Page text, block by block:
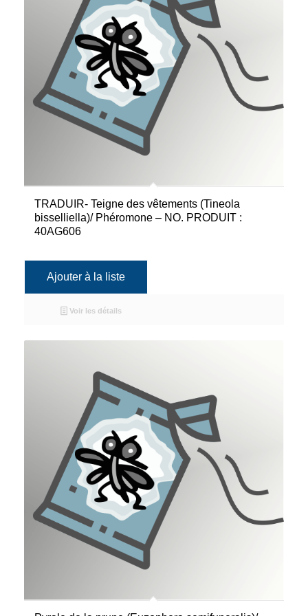
TRADUIR- Teigne des vêtements (Tineola
bisselliella)/ Phéromone – NO. PRODUIT :
40AG606
Ajouter à la liste
Voir les détails